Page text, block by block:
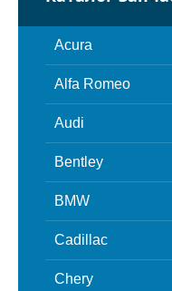
Acura
Alfa Romeo
Audi
Bentley
BMW
Cadillac
Chery